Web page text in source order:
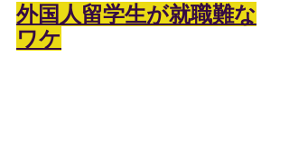
外国人留学生が就職難な
ワケ